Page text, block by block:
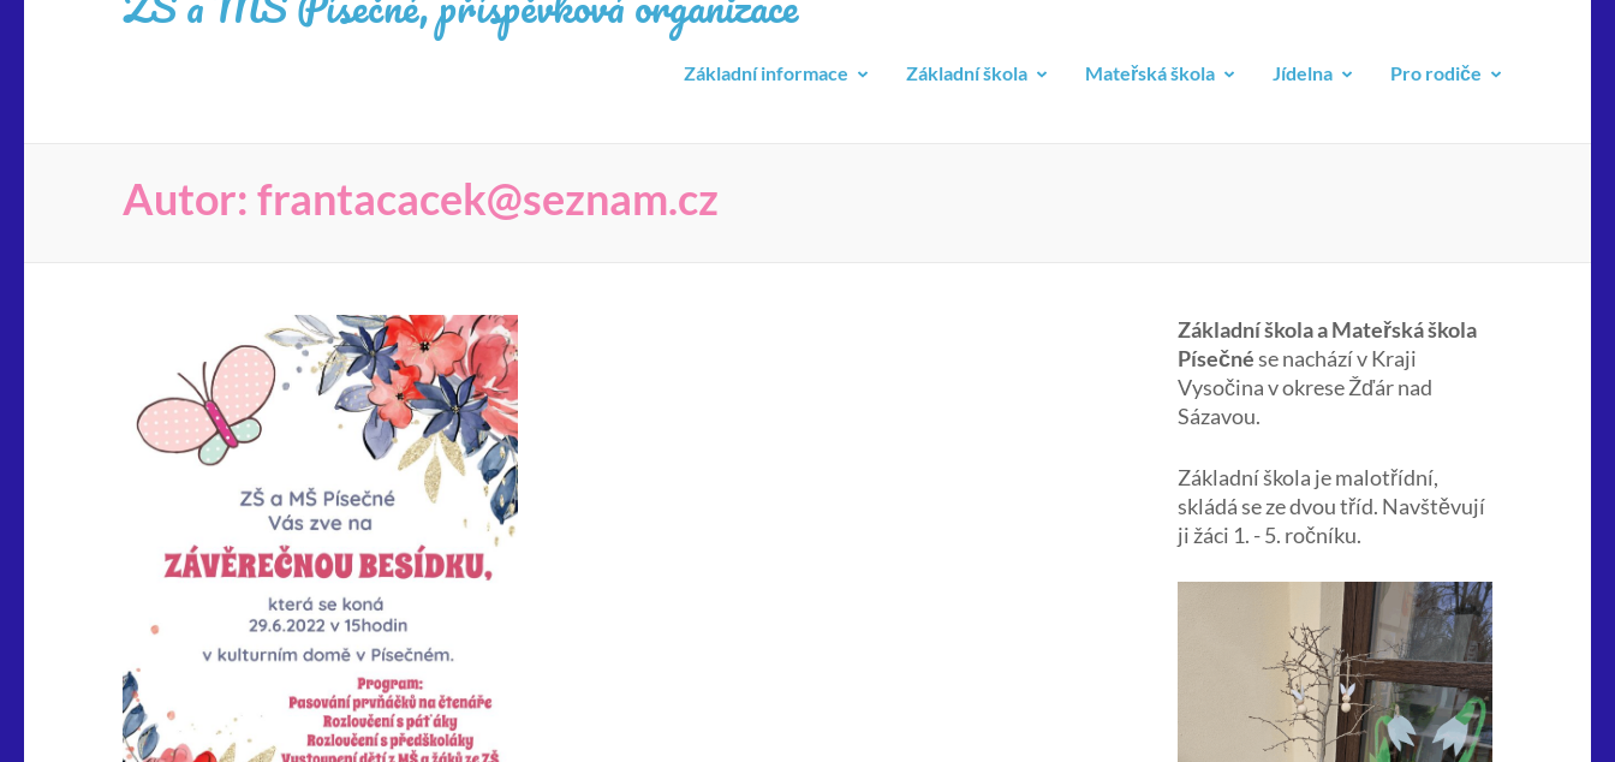
Základní informace Základní škola Mateřská škola Jídelna Pro rodiče
Autor: frantacacek@seznam.cz
Základní škola a Mateřská škola
Písečnése nachází v Kraji
Vysočina v okrese Žďár nad
Sázavou.
Základní škola je malotřídní,
skládá se ze dvou tříd. Navštěvují
ji žáci 1. - 5. ročníku.